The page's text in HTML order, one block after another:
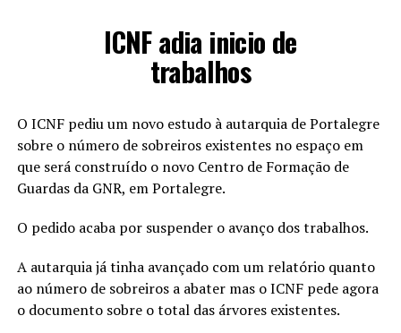
ICNF adia inicio de
trabalhos
O ICNF pediu um novo estudo à autarquia de Portalegre
sobre o número de sobreiros existentes no espaço em
que será construído o novo Centro de Formação de
Guardas da GNR, em Portalegre.
O pedido acaba por suspender o avanço dos trabalhos.
A autarquia já tinha avançado com um relatório quanto
ao número de sobreiros a abater mas o ICNF pede agora
o documento sobre o total das árvores existentes.